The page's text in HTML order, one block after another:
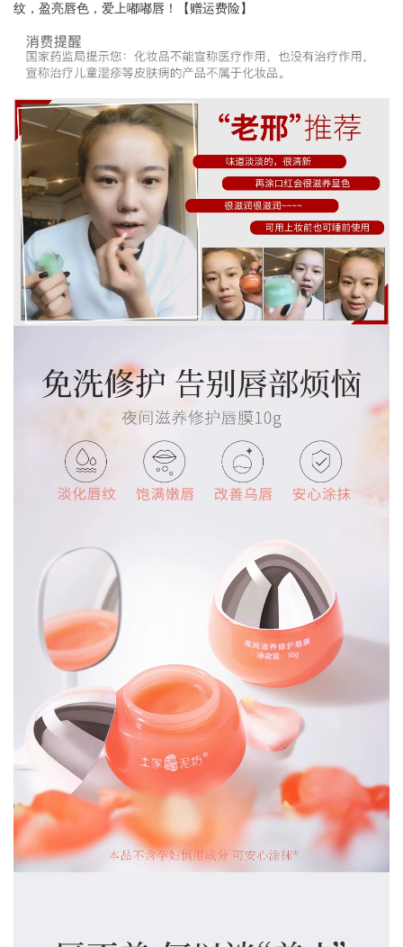
纹，盈亮唇色，爱上嘟嘟唇！【赠运费险】